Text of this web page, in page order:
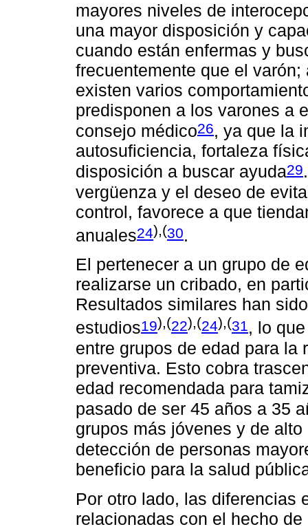
mayores niveles de
una mayor disposición y
cuando están enfermas y
frecuentemente que el
existen varios
predisponen a los varones a
consejo médico26, ya que la
autosuficiencia, fortaleza
disposición a buscar ayuda29
vergüenza y el deseo de
control, favorece a que
anuales24),(30.
El pertenecer a un grupo de
realizarse un cribado, en
Resultados similares han
estudios19),(22),(24),(31 , lo
entre grupos de edad para la
preventiva. Esto cobra
edad recomendada para
pasado de ser 45 años a 35
grupos más jóvenes y de
detección de personas
beneficio para la salud
Por otro lado, las diferencias
relacionadas con el hecho